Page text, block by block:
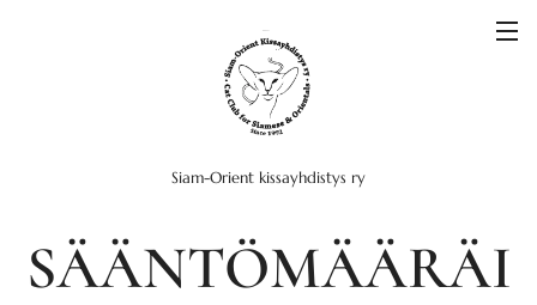
Siam-Orient kissayhdistys ry
SÄÄNTÖMÄÄRÄI